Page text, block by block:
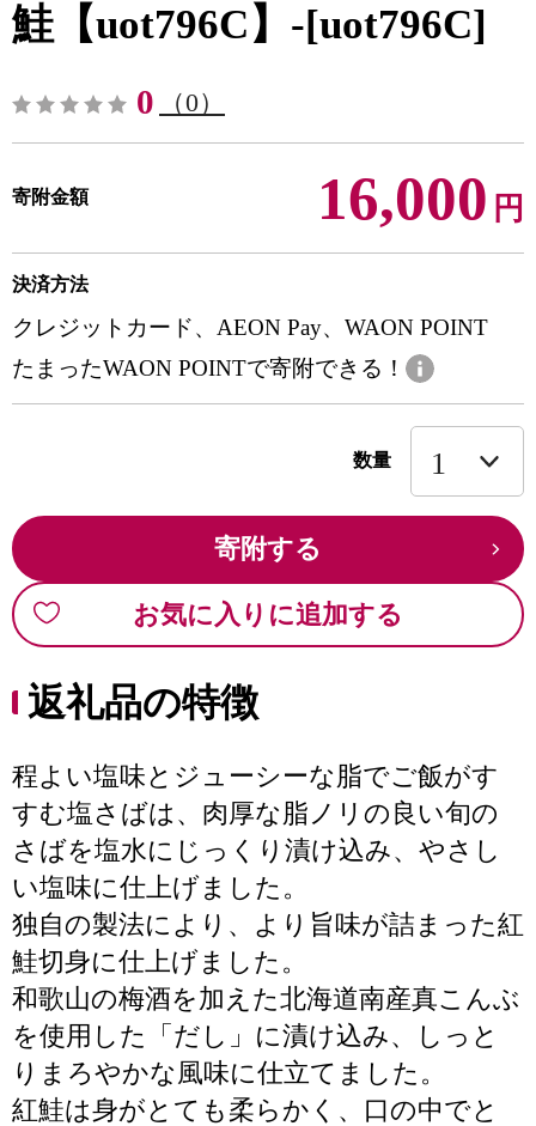
鮭【uot796C】-[uot796C]
0 （0）
寄附金額 16,000 円
決済方法
クレジットカード、AEON Pay、WAON POINT
たまったWAON POINTで寄附できる！
数量
寄附する
お気に入りに追加する
返礼品の特徴
程よい塩味とジューシーな脂でご飯がす
すむ塩さばは、肉厚な脂ノリの良い旬の
さばを塩水にじっくり漬け込み、やさし
い塩味に仕上げました。
独自の製法により、より旨味が詰まった紅
鮭切身に仕上げました。
和歌山の梅酒を加えた北海道南産真こんぶ
を使用した「だし」に漬け込み、しっと
りまろやかな風味に仕立てました。
紅鮭は身がとても柔らかく、口の中でと